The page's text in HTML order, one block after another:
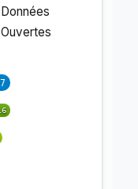
Données
Ouvertes